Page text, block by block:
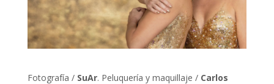
Fotografía / SuAr. Peluquería y maquillaje / Carlos